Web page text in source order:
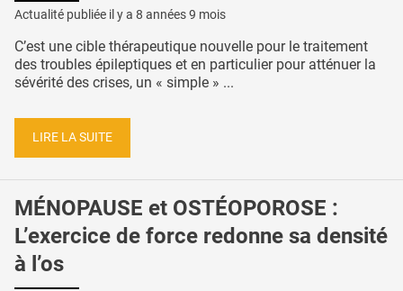
Actualité publiée il y a 8 années 9 mois
C’est une cible thérapeutique nouvelle pour le traitement
des troubles épileptiques et en particulier pour atténuer la
sévérité des crises, un « simple » ...
LIRE LA SUITE
MÉNOPAUSE et OSTÉOPOROSE :
L’exercice de force redonne sa densité
à l’os